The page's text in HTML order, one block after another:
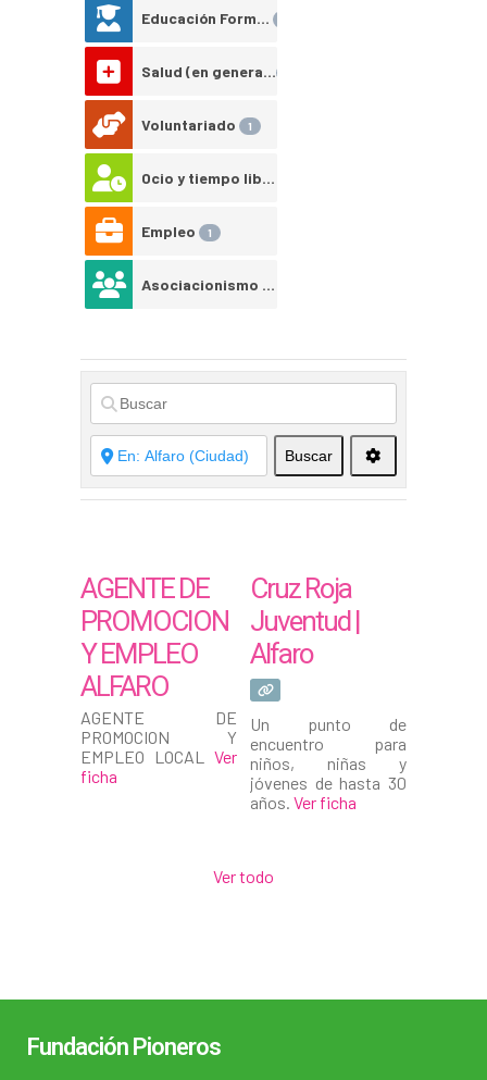
Educación Formal
Salud (en general)
Voluntariado 1
Ocio y tiempo libre
Empleo 1
Asociacionismo juvenil
Buscar
AGENTE DE
PROMOCION
Y EMPLEO
ALFARO
AGENTE DE
PROMOCION Y
EMPLEO LOCAL Ver
ficha
Cruz Roja
Juventud |
Alfaro
Un punto de
encuentro para
niños, niñas y
jóvenes de hasta 30
años. Ver ficha
Ver todo
Fundación Pioneros